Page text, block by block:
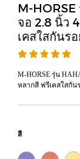
M-
จอ 2.8 นิ้ว
เคสใสกันร
M-HORSE รุ่น
หลากสี ฟรีเคสใสกัน
สี